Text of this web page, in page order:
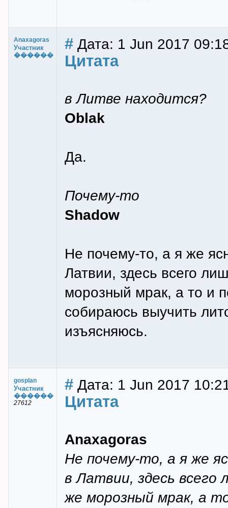
Anaxagoras
Участник
������
# Дата: 1 Jun 2017
Цитата
в Литве находится?
Oblak
Да.
Почему-то
Shadow
Не почему-то, а я же
Латвии, здесь всего
морозный мрак, а то и
собираюсь выучить
изъясняюсь.
gosplan
Участник
������
27612
# Дата: 1 Jun 2017
Цитата
Anaxagoras
Не почему-то, а я же
в Латвии, здесь
же морозный мрак, а